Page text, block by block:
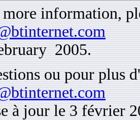
more information,
2005.
ou pour
à jour le 3 février